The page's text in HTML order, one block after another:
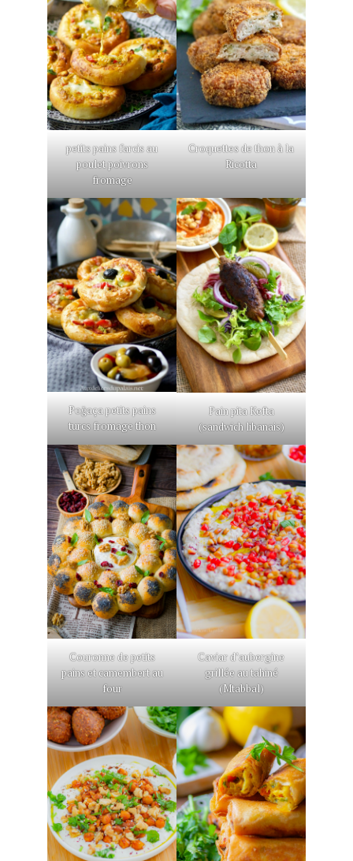
petits pains farcis au
poulet poivrons
fromage
Croquettes de thon à la
Ricotta
Poğaça petits pains
turcs fromage thon
Pain pita Kefta
(sandwich libanais)
Couronne de petits
pains et camembert au
four
Caviar d’aubergine
grillée au tahiné
(Mtabbal)